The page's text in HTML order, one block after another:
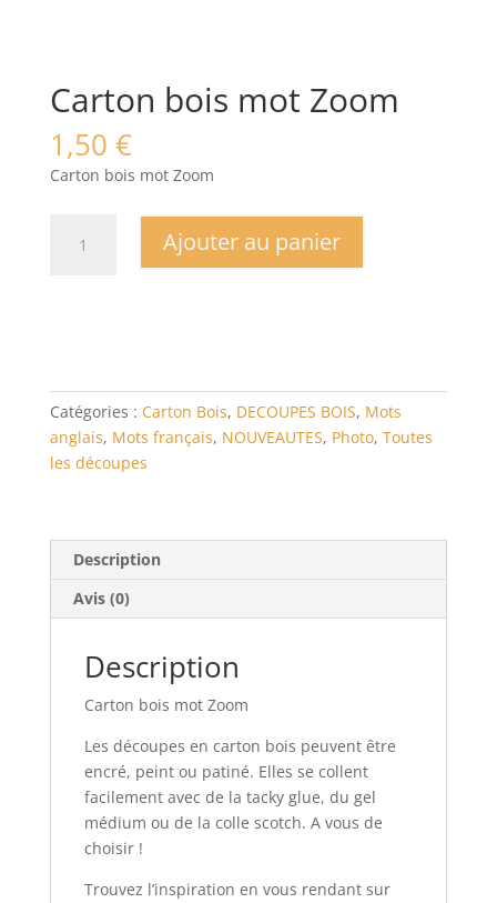
Carton bois mot Zoom
1,50 €
Carton bois mot Zoom
Ajouter au panier
Catégories : Carton Bois, DECOUPES BOIS, Mots
anglais, Mots français, NOUVEAUTES, Photo, Toutes
les découpes
Description
Avis (0)
Description
Carton bois mot Zoom
Les découpes en carton bois peuvent être
encré, peint ou patiné. Elles se collent
facilement avec de la tacky glue, du gel
médium ou de la colle scotch. A vous de
choisir !
Trouvez l’inspiration en vous rendant sur